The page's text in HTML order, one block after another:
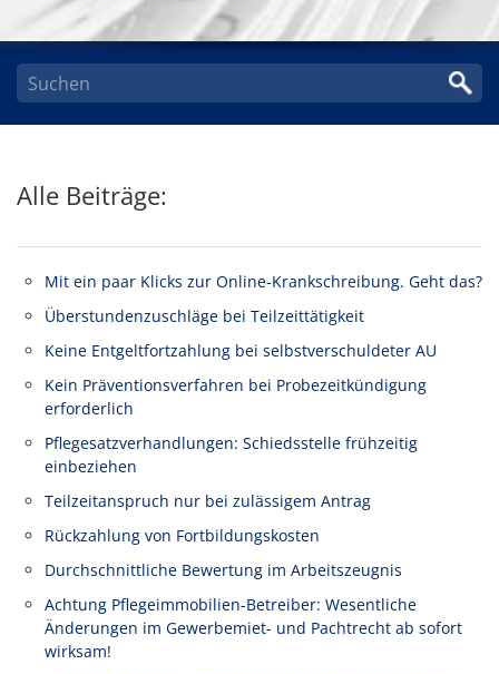
Alle Beiträge:
Mit ein paar Klicks zur Online-Krankschreibung. Geht das?
Überstundenzuschläge bei Teilzeittätigkeit
Keine Entgeltfortzahlung bei selbstverschuldeter AU
Kein Präventionsverfahren bei Probezeitkündigung
erforderlich
Pflegesatzverhandlungen: Schiedsstelle frühzeitig
einbeziehen
Teilzeitanspruch nur bei zulässigem Antrag
Rückzahlung von Fortbildungskosten
Durchschnittliche Bewertung im Arbeitszeugnis
Achtung Pflegeimmobilien-Betreiber: Wesentliche
Änderungen im Gewerbemiet- und Pachtrecht ab sofort
wirksam!